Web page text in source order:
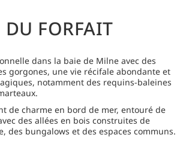
DU FORFAIT
dans la baie de Milne avec des
gorgones, une vie récifale abondante et
notamment des requins-baleines
de charme en bord de mer, entouré de
des allées en bois construites de
des bungalows et des espaces communs.